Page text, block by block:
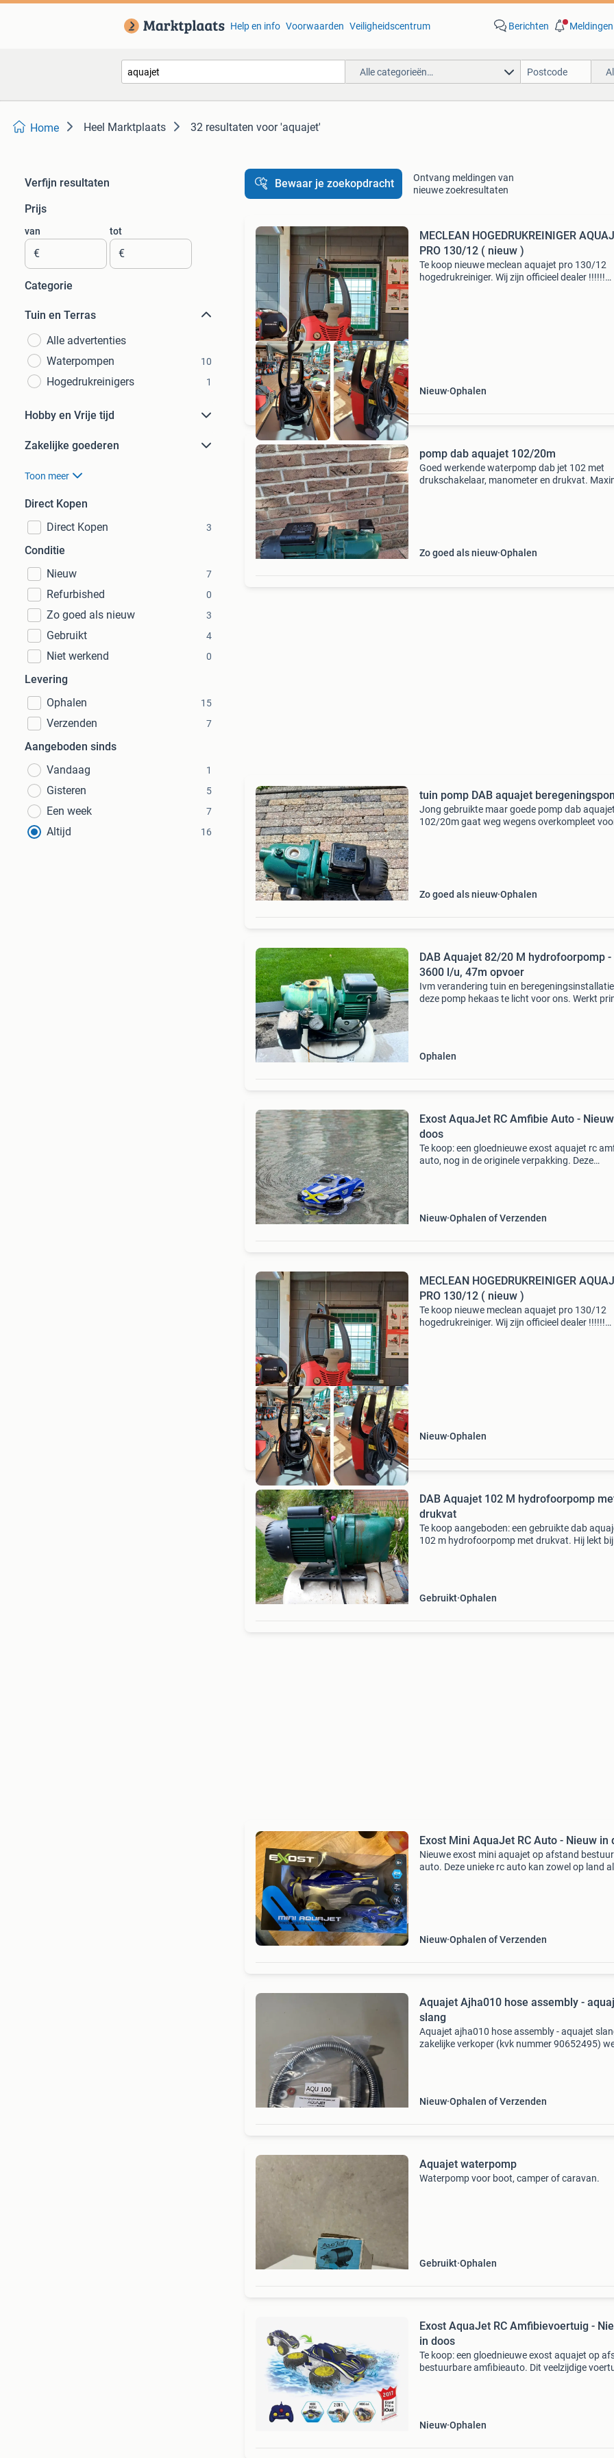
Help en info Voorwaarden Veiligheidscentrum Berichten Meldingen
Alle categorieën…
Home Heel Marktplaats 32 resultaten voor 'aquajet'
Verfijn resultaten
Prijs
van
€
tot
€
Categorie
Tuin en Terras
Alle advertenties
Waterpompen
10
Hogedrukreinigers 1
Hobby en Vrije tijd
Zakelijke goederen
Toon meer
Direct Kopen
Direct Kopen
3
Conditie
Nieuw
7
Refurbished 0
Zo goed als nieuw 3
Gebruikt 4
Niet werkend 0
Levering
Ophalen
15
Verzenden 7
Aangeboden sinds
Vandaag
1
Gisteren 5
Een week 7
Altijd 16
Bewaar je zoekopdracht
Ontvang meldingen van
nieuwe zoekresultaten
MECLEAN HOGEDRUKREINIGER
PRO 130/12 ( nieuw )
Te koop nieuwe meclean aquajet pro 130/12
hogedrukreiniger. Wij zijn officieel dealer !!!!!!
Nieuw Ophalen
pomp dab aquajet 102/20m
Goed werkende waterpomp dab jet 102 met
drukschakelaar, manometer en drukvat.
Zo goed als nieuw Ophalen
tuin pomp DAB aquajet
Jong gebruikte maar goede pomp dab aquajet
102/20m gaat weg wegens overkompleet
Zo goed als nieuw Ophalen
DAB Aquajet 82/20 M hydrofoorpomp -
3600 l/u, 47m opvoer
Ivm verandering tuin en
deze pomp hekaas te licht voor ons. Werkt
Ophalen
Exost AquaJet RC Amfibie Auto -
doos
Te koop: een gloednieuwe exost aquajet rc
auto, nog in de originele verpakking. Deze
Nieuw Ophalen of Verzenden
MECLEAN HOGEDRUKREINIGER
PRO 130/12 ( nieuw )
Te koop nieuwe meclean aquajet pro 130/12
hogedrukreiniger. Wij zijn officieel dealer !!!!!!
Nieuw Ophalen
DAB Aquajet 102 M hydrofoorpomp
drukvat
Te koop aangeboden: een gebruikte dab
102 m hydrofoorpomp met drukvat. Hij lekt
Gebruikt Ophalen
Exost Mini AquaJet RC Auto - Nieuw in
Nieuwe exost mini aquajet op afstand
auto. Deze unieke rc auto kan zowel op land
Nieuw Ophalen of Verzenden
Aquajet Ajha010 hose assembly -
slang
Aquajet ajha010 hose assembly - aquajet
zakelijke verkoper (kvk nummer 90652495)
Nieuw Ophalen of Verzenden
Aquajet waterpomp
Waterpomp voor boot, camper of caravan.
Gebruikt Ophalen
Exost AquaJet RC Amfibievoertuig -
in doos
Te koop: een gloednieuwe exost aquajet op
bestuurbare amfibieauto. Dit veelzijdige
Nieuw Ophalen